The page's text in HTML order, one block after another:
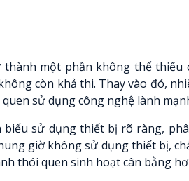
một phần không thể thiếu
còn khả thi. Thay vào đó,
sử dụng công nghệ lành
sử dụng thiết bị rõ ràng,
giờ không sử dụng thiết bị,
thói quen sinh hoạt cân bằng